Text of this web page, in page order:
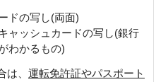
ドの写し(両面)
ャッシュカードの写し(銀行
わかるもの)
、 運転免許証やパスポート